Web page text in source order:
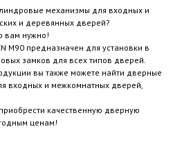
механизмы для входных и
и деревянных дверей?
вам нужно!
M90 предназначен для установки в
замков для всех типов дверей.
вы также можете найти дверные
входных и межкомнатных дверей,
качественную дверную
ценам!